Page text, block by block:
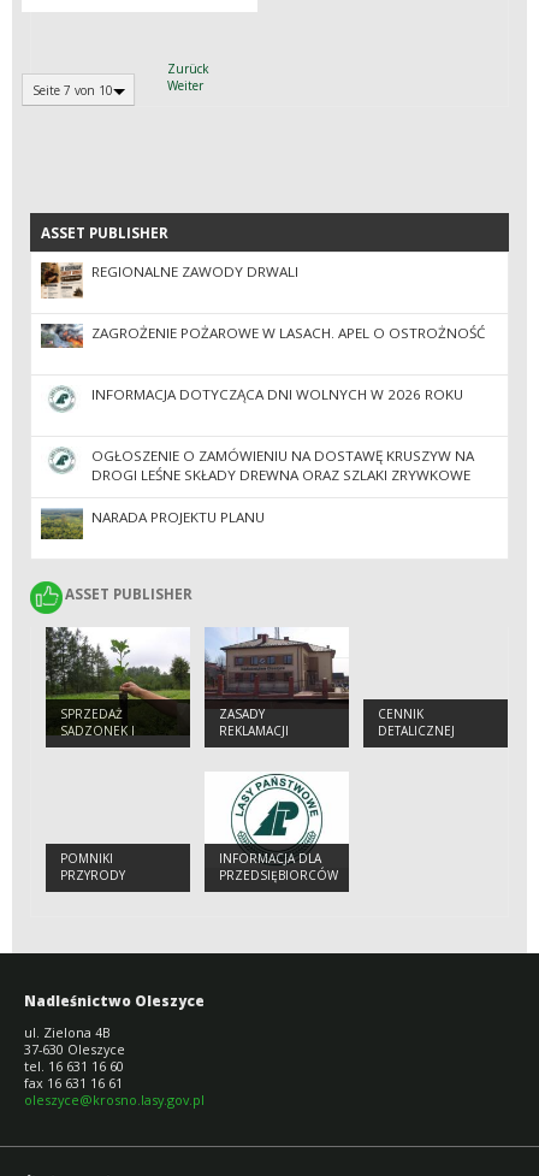
Seite 7 von 10
Zurück
Weiter
ASSET PUBLISHER
ASSET PUBLISHER
REGIONALNE ZAWODY DRWALI
ZAGROŻENIE POŻAROWE W LASACH. APEL O OSTROŻNOŚĆ
INFORMACJA DOTYCZĄCA DNI WOLNYCH W 2026 ROKU
OGŁOSZENIE O ZAMÓWIENIU NA DOSTAWĘ KRUSZYW NA
DROGI LEŚNE SKŁADY DREWNA ORAZ SZLAKI ZRYWKOWE
NARADA PROJEKTU PLANU
ASSET PUBLISHER
ASSET PUBLISHER
SPRZEDAŻ
SADZONEK I
CHOINEK
ZASADY
REKLAMACJI
CENNIK
DETALICZNEJ
SPRZEDAŻY
POMNIKI
PRZYRODY
INFORMACJA DLA
PRZEDSIĘBIORCÓW
Nadleśnictwo Oleszyce
ul. Zielona 4B
37-630 Oleszyce
tel. 16 631 16 60
fax 16 631 16 61
oleszyce@krosno.lasy.gov.pl